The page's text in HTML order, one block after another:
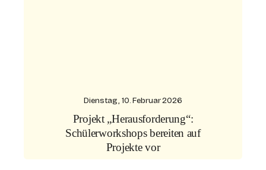
Dienstag, 10. Februar 2026
Projekt „Herausforderung“:
Schülerworkshops bereiten auf
Projekte vor